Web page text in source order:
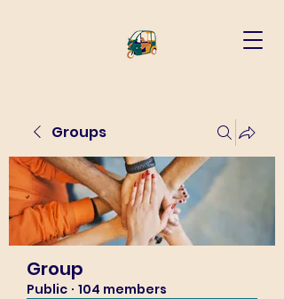
Groups
Group
Public · 104 members